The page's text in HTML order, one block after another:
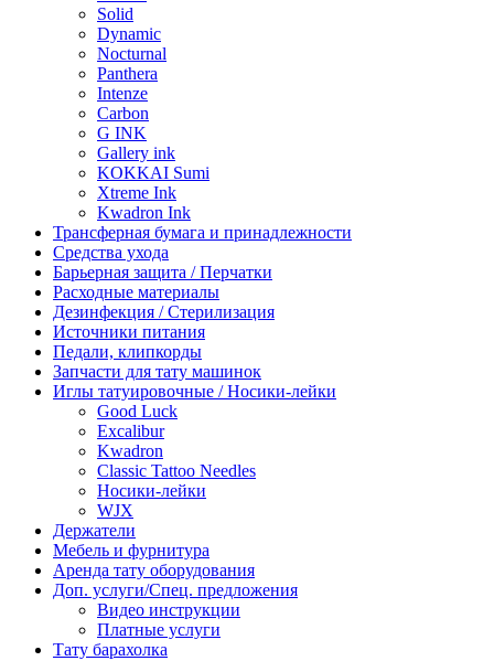
Solid
Dynamic
Nocturnal
Panthera
Intenze
Carbon
G INK
Gallery ink
KOKKAI Sumi
Xtreme Ink
Kwadron Ink
Трансферная бумага и принадлежности
Средства ухода
Барьерная защита / Перчатки
Расходные материалы
Дезинфекция / Стерилизация
Источники питания
Педали, клипкорды
Запчасти для тату машинок
Иглы татуировочные / Носики-лейки
Good Luck
Excalibur
Kwadron
Classic Tattoo Needles
Носики-лейки
WJX
Держатели
Мебель и фурнитура
Аренда тату оборудования
Доп. услуги/Спец. предложения
Видео инструкции
Платные услуги
Тату барахолка